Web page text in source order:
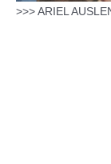
>>> ARIEL